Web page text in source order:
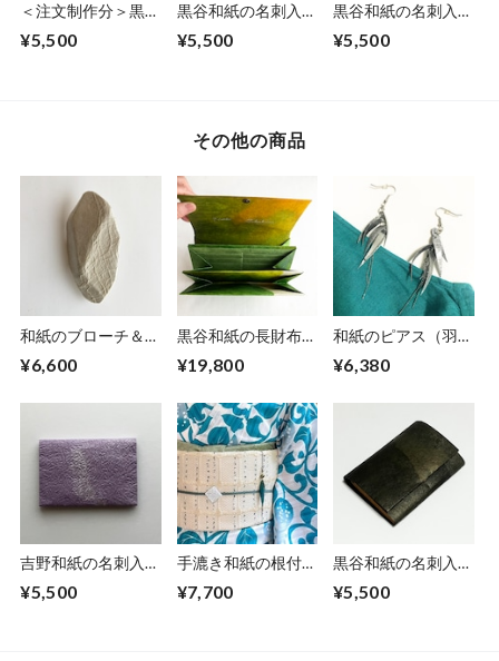
＜注文制作分＞黒谷
曜】No.4
¥5,500
黒谷和紙の名刺入れ
¥5,500
黒谷和紙の名刺入れ
¥5,500
その他の商品
和紙のブローチ＆ペ
LNo.1
¥6,600
黒谷和紙の長財布
¥19,800
和紙のピアス（羽）
¥6,380
吉野和紙の名刺入れ
¥5,500
手漉き和紙の根付
¥7,700
黒谷和紙の名刺入れ
¥5,500